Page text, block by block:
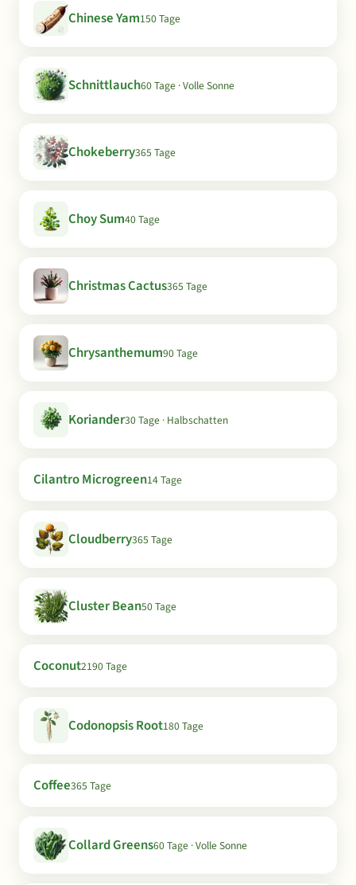
Chinese Yam150 Tage
Schnittlauch60 Tage · Volle Sonne
Chokeberry365 Tage
Choy Sum40 Tage
Christmas Cactus365 Tage
Chrysanthemum90 Tage
Koriander30 Tage · Halbschatten
Cilantro Microgreen14 Tage
Cloudberry365 Tage
Cluster Bean50 Tage
Coconut2190 Tage
Codonopsis Root180 Tage
Coffee365 Tage
Collard Greens60 Tage · Volle Sonne